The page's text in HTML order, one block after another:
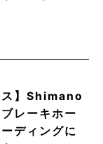
ス】Shimano
レーキホー
ディングに